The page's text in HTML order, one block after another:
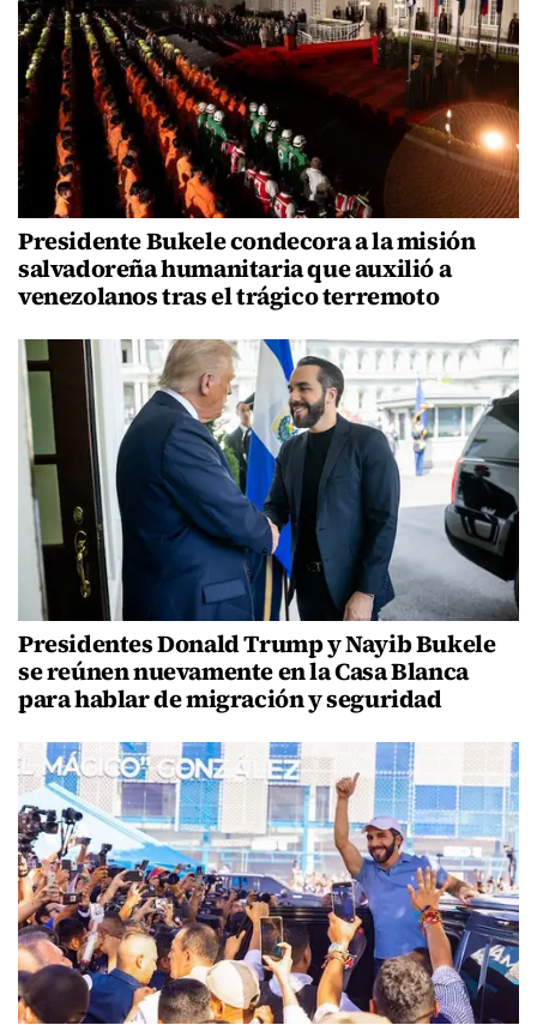
Presidente Bukele condecora a la misión
salvadoreña humanitaria que auxilió a
venezolanos tras el trágico terremoto
Presidentes Donald Trump y Nayib Bukele
se reúnen nuevamente en la Casa Blanca
para hablar de migración y seguridad